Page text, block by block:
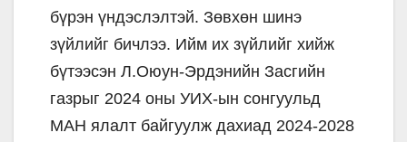
бүрэн үндэслэлтэй. Зөвхөн шинэ
зүйлийг бичлээ. Ийм их зүйлийг хийж
бүтээсэн Л.Оюун-Эрдэнийн Засгийн
газрыг 2024 оны УИХ-ын сонгуульд
МАН ялалт байгуулж дахиад 2024-2028